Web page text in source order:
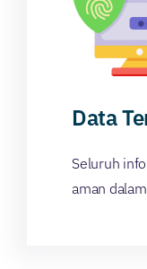
Data
Seluruh
aman